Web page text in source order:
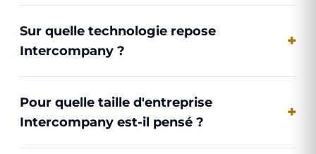
Sur quelle technologie repose
Intercompany ?
Pour quelle taille d'entreprise
Intercompany est-il pensé ?